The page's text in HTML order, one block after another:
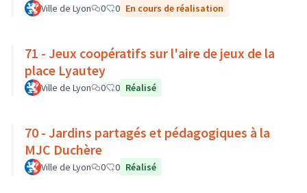
Ville de Lyon 0 0 En cours de réalisation
71 - Jeux coopératifs sur l'aire de jeux de la
place Lyautey
Ville de Lyon 0 0 Réalisé
70 - Jardins partagés et pédagogiques à la
MJC Duchère
Ville de Lyon 0 0 Réalisé